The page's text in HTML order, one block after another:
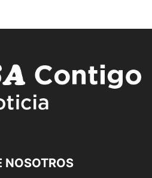
NOSOTROS